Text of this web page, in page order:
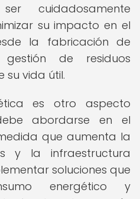
cuidadosamente
su impacto en el
la fabricación de
de residuos
su vida útil.
es otro aspecto
abordarse en el
que aumenta la
y la infraestructura
soluciones que
energético y